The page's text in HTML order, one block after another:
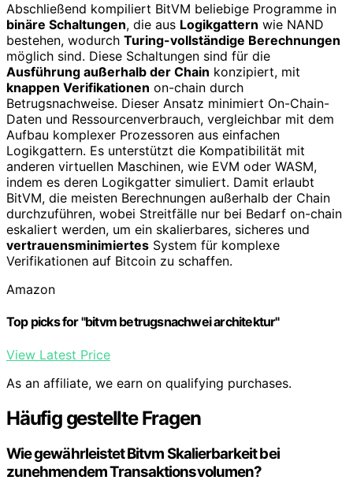
Abschließend kompiliert BitVM beliebige Programme in
binäre Schaltungen, die aus Logikgattern wie NAND
bestehen, wodurch Turing-vollständige Berechnungen
möglich sind. Diese Schaltungen sind für die
Ausführung außerhalb der Chain konzipiert, mit
knappen Verifikationen on-chain durch
Betrugsnachweise. Dieser Ansatz minimiert On-Chain-
Daten und Ressourcenverbrauch, vergleichbar mit dem
Aufbau komplexer Prozessoren aus einfachen
Logikgattern. Es unterstützt die Kompatibilität mit
anderen virtuellen Maschinen, wie EVM oder WASM,
indem es deren Logikgatter simuliert. Damit erlaubt
BitVM, die meisten Berechnungen außerhalb der Chain
durchzuführen, wobei Streitfälle nur bei Bedarf on-chain
eskaliert werden, um ein skalierbares, sicheres und
vertrauensminimiertes System für komplexe
Verifikationen auf Bitcoin zu schaffen.
Amazon
Top picks for "bitvm betrugsnachwei architektur"
View Latest Price
As an affiliate, we earn on qualifying purchases.
Häufig gestellte Fragen
Wie gewährleistet Bitvm Skalierbarkeit bei
zunehmendem Transaktionsvolumen?